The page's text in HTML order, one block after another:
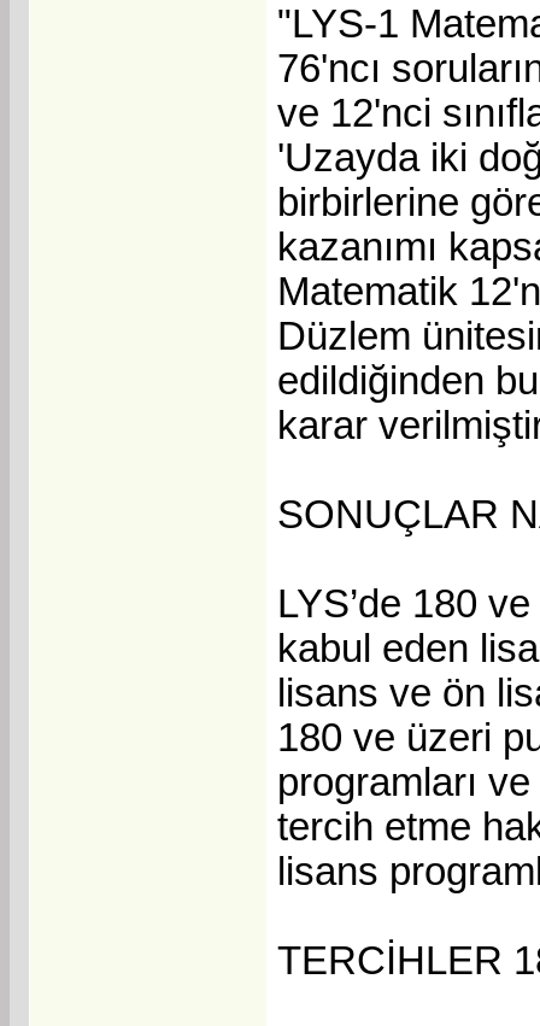
"LYS-1
76'ncı
ve 12'nci
'Uzayda iki
birbirlerine
kazanımı
Matematik
Düzlem
edildiğinden
karar
SONUÇLAR
LYS’de 180
kabul eden
lisans ve ön
180 ve üzeri
programları
tercih etme
lisans
TERCİHLER